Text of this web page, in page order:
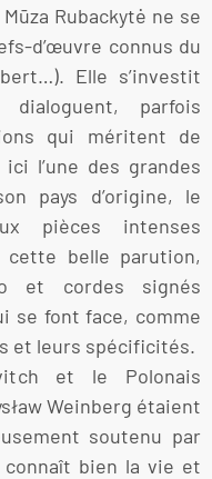
Rubackytė ne se
d’œuvre connus du
Elle s’investit
parfois
qui méritent de
l’une des grandes
pays d’origine, le
pièces intenses
cette belle parution,
et cordes signés
se font face, comme
et leurs spécificités.
et le Polonais
Weinberg étaient
soutenu par
connaît bien la vie et